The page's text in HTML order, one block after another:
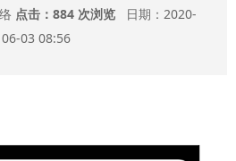
点击： 884 次浏览日期：2020-
06-03 08:56